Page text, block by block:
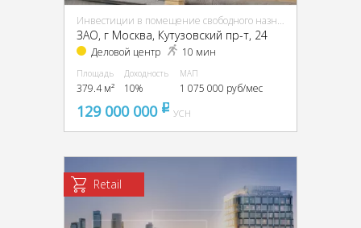
Инвестиции в помещение свободного назначения (ПСН)
ЗАО, г Москва, Кутузовский пр-т, 24
Деловой центр 10 мин
Площадь
379.4 м²
Доходность
10%
МАП
1 075 000 руб/мес
129 000 000 pуб
УСН
Retail